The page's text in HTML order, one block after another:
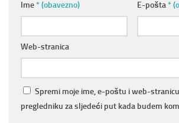
Ime* (obavezno) E-pošta*
Web-stranica
Spremi moje ime, e-poštu i web-
pregledniku za sljedeći put kada budem